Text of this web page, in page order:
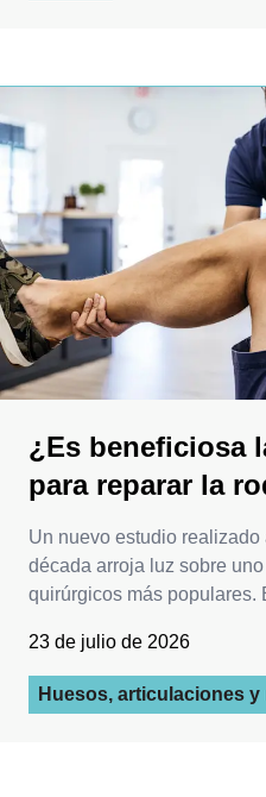
¿Es beneficiosa
para reparar la
Un nuevo estudio realizado
década arroja luz sobre
quirúrgicos más populares.
23 de julio de 2026
Huesos, articulaciones